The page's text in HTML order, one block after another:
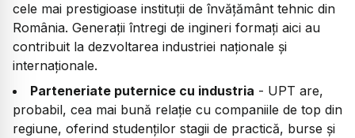
cele mai prestigioase instituții de învățământ tehnic din
România. Generații întregi de ingineri formați aici au
contribuit la dezvoltarea industriei naționale și
internaționale.
Parteneriate puternice cu industria - UPT are,
probabil, cea mai bună relație cu companiile de top din
regiune, oferind studenților stagii de practică, burse și